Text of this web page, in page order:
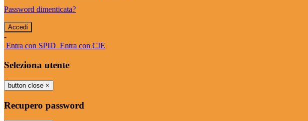
Password dimenticata?
-
Entra con SPID Entra con CIE
Seleziona utente
button close ×
Recupero password